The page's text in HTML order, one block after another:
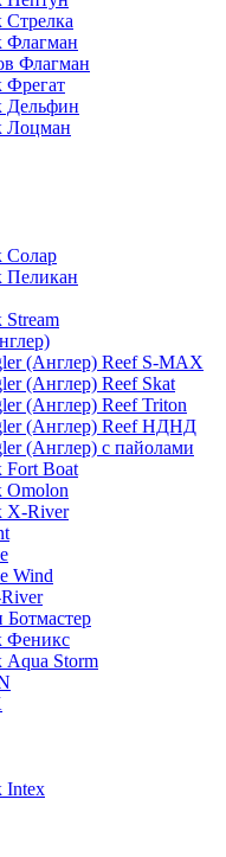
Стрелка
Флагман
Флагман
Фрегат
Дельфин
Лоцман
Солар
Пеликан
(Англер) Reef S-MAX
(Англер) Reef Skat
(Англер) Reef Triton
(Англер) Reef НДНД
(Англер) с пайолами
Fort Boat
Omolon
X-River
Wind
Ботмастер
Феникc
Aqua Storm
Intex